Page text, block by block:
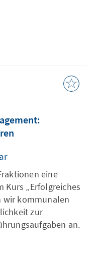
eine
Kurs „Erfolgreiches
wir kommunalen
zur
an.